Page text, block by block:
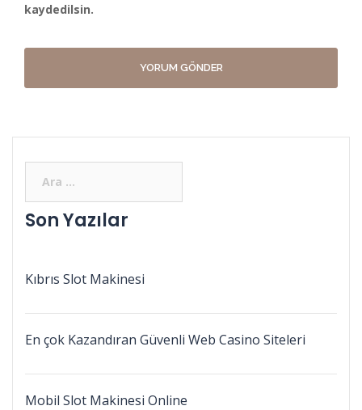
kaydedilsin.
Son Yazılar
Kıbrıs Slot Makinesi
En çok Kazandıran Güvenli Web Casino Siteleri
Mobil Slot Makinesi Online